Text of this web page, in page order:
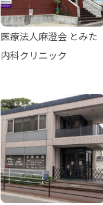
医療法人麻澄会 とみた
内科クリニック